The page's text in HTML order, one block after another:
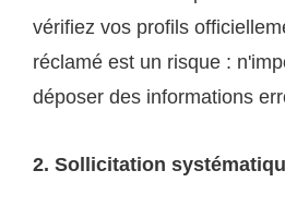
vérifiez vos profils
réclamé est un risque :
déposer des informations
2. Sollicitation